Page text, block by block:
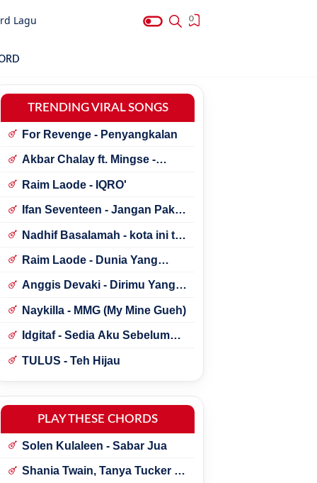
Lagu 0
TRENDING VIRAL SONGS
For Revenge - Penyangkalan
Akbar Chalay ft. Mingse -
Raim Laode - IQRO'
Ifan Seventeen - Jangan Paksa
Nadhif Basalamah - kota ini tak
Raim Laode - Dunia Yang
Anggis Devaki - Dirimu Yang
Naykilla - MMG (My Mine Gueh)
Idgitaf - Sedia Aku Sebelum
TULUS - Teh Hijau
PLAY THESE CHORDS
Solen Kulaleen - Sabar Jua
Shania Twain, Tanya Tucker -